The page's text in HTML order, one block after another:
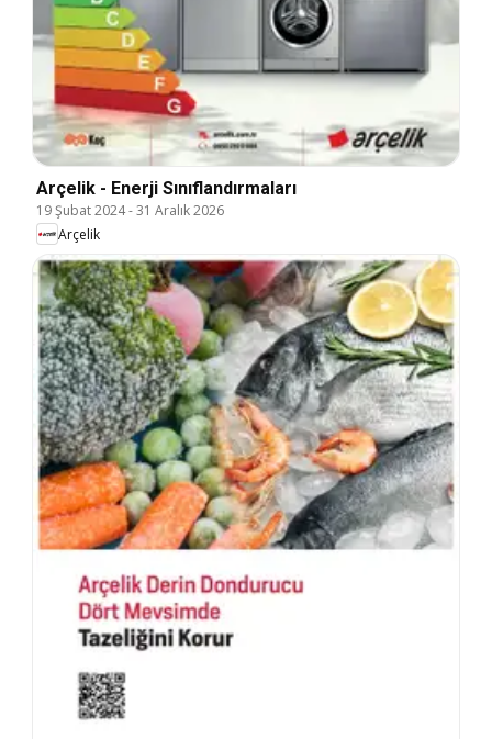
Arçelik - Enerji Sınıflandırmaları
19 Şubat 2024-31 Aralık 2026
Arçelik